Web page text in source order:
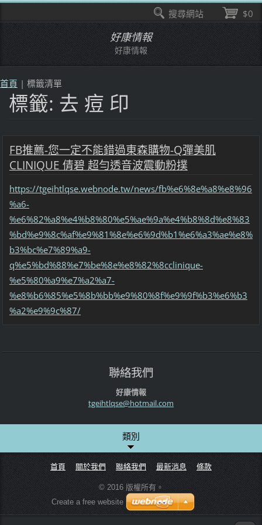
好康情報
好康情報
首頁 | 標籤清單
標籤: 去 痘 印
FB推薦-您一定不能錯過東森購物-Q彈美肌
CLINIQUE 倩碧 超勻透音波震動粉撲
https://tgeihtlqse.webnode.tw/news/fb%e6%8e%a8%e8%96
%a6-
%e6%82%a8%e4%b8%80%e5%ae%9a%e4%b8%8d%e8%83
%bd%e9%8c%af%e9%81%8e%e6%9d%b1%e6%a3%ae%e8%
b3%bc%e7%89%a9-
q%e5%bd%88%e7%be%8e%e8%82%8cclinique-
%e5%80%a9%e7%a2%a7-
%e8%b6%85%e5%8b%bb%e9%80%8f%e9%9f%b3%e6%b3
%a2%e9%9c%87/
聯絡我們
好康情報
tgeihtlqse@hotmail.com
類別
首頁 關於我們 聯絡我們 最新消息 條款
© 2016 版權所有。
Create a free website
$0
搜尋網站